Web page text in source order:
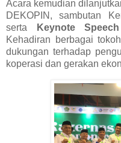
Acara kemudian
DEKOPIN, sambutan
serta
Keynote
Kehadiran berbagai
dukungan terhadap
koperasi dan gerakan